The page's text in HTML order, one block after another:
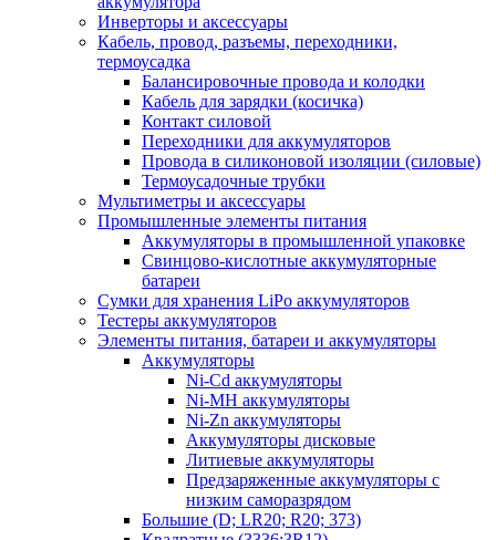
Инверторы и аксессуары
Кабель, провод, разъемы, переходники,
термоусадка
Балансировочные провода и колодки
Кабель для зарядки (косичка)
Контакт силовой
Переходники для аккумуляторов
Провода в силиконовой изоляции (силовые)
Термоусадочные трубки
Мультиметры и аксессуары
Промышленные элементы питания
Аккумуляторы в промышленной упаковке
Свинцово-кислотные аккумуляторные
батареи
Сумки для хранения LiPo аккумуляторов
Тестеры аккумуляторов
Элементы питания, батареи и аккумуляторы
Аккумуляторы
Ni-Cd аккумуляторы
Ni-MH аккумуляторы
Ni-Zn аккумуляторы
Аккумуляторы дисковые
Литиевые аккумуляторы
Предзаряженные аккумуляторы с
низким саморазрядом
Большие (D; LR20; R20; 373)